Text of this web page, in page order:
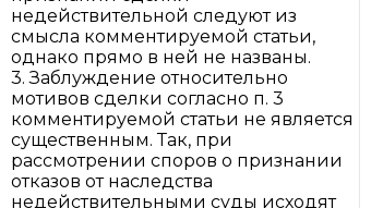
недействительной следуют из
смысла комментируемой статьи,
однако прямо в ней не названы.
3. Заблуждение относительно
мотивов сделки согласно п. 3
комментируемой статьи не является
существенным. Так, при
рассмотрении споров о признании
отказов от наследства
недействительными суды исходят